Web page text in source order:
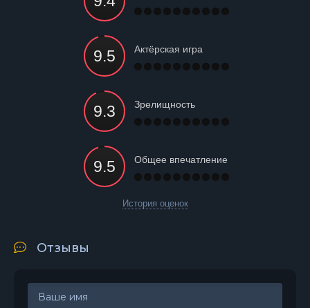
Актёрская игра
Зрелищность
Общее впечатление
История оценок
Отзывы